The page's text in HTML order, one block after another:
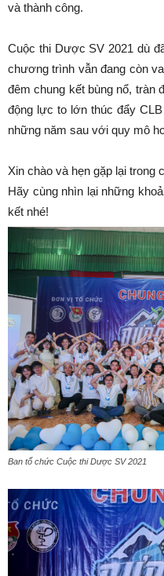
và thành công.
Cuộc thi Dược SV 2021 dù
chương trình vẫn đang còn
đêm chung kết bùng nổ, tràn
động lực to lớn thúc đẩy
những năm sau với quy mô
Xin chào và hẹn gặp lại trong
Hãy cùng nhìn lại những
kết nhé!
Ban tổ chức Cuộc thi Dược SV 2021